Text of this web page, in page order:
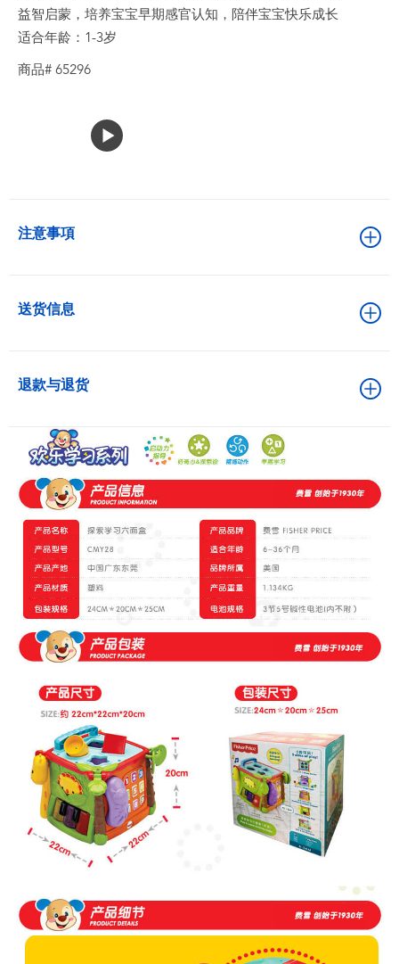
益智启蒙，培养宝宝早期感官认知，陪伴宝宝快乐成长
适合年龄：1-3岁
商品# 65296
注意事項
送货信息
退款与退货